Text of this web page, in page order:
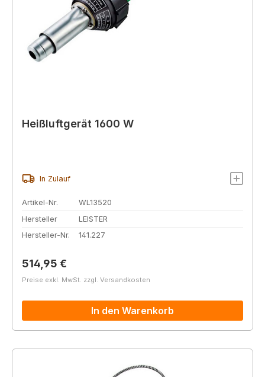
Heißluftgerät 1600 W
In Zulauf
Artikel-Nr.
WL13520
Hersteller
LEISTER
Hersteller-Nr.
141.227
Regulärer Preis:
514,95 €
Preise exkl. MwSt. zzgl. Versandkosten
In den Warenkorb